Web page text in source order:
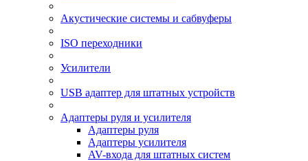
Акустические системы и сабвуферы
ISO переходники
Усилители
USB адаптер для штатных устройств
Адаптеры руля и усилителя
Адаптеры руля
Адаптеры усилителя
AV-входа для штатных систем